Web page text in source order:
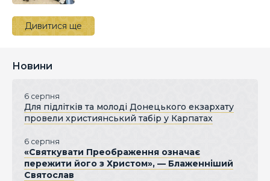
Дивитися ще
Новини
6 серпня
Для підлітків та молоді Донецького екзархату
провели християнський табір у Карпатах
6 серпня
«Святкувати Преображення означає
пережити його з Христом», — Блаженніший
Святослав